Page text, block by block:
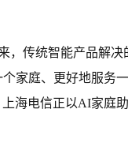
，传统智能产品解
家庭、更好地服务
上海电信正以AI家庭